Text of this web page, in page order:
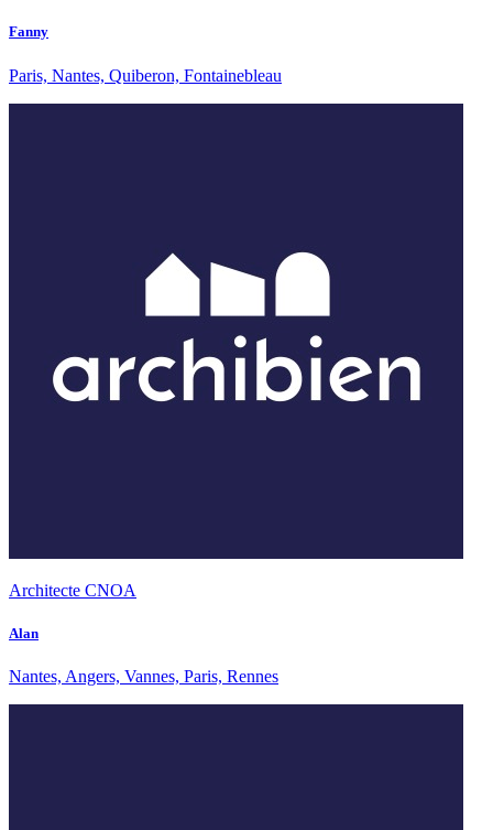
Fanny
Paris, Nantes, Quiberon, Fontainebleau
Architecte CNOA
Alan
Nantes, Angers, Vannes, Paris, Rennes